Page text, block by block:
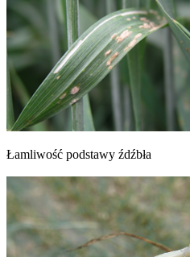
Łamliwość podstawy źdźbła